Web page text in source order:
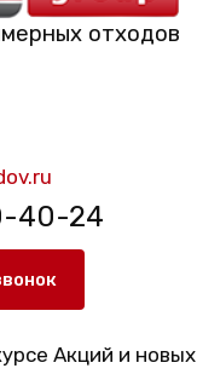
отходов
40-24
Акций и новых